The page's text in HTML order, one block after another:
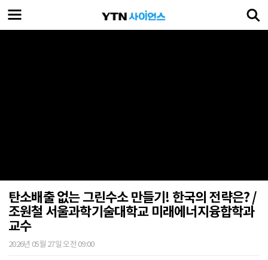
탄소배출 없는 그린수소 만들기! 한국의 전략은? /
조원철 서울과학기술대학교 미래에너지융합학과
교수
2026년 05월 27일 오전 09:00